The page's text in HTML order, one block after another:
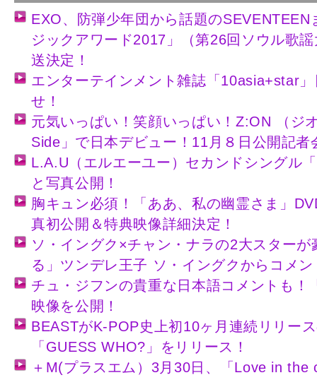
EXO、防弾少年団から話題の
ジックアワード2017」（第26回ソウル歌
送決定！
エンターテインメント雑誌「10asia+star
せ！
元気いっぱい！笑顔いっぱい！Z:ON （ジ
Side」で日本デビュー！11月８日公開記者
L.A.U（エルエーユー）セカンドシングル
と写真公開！
胸キュン必須！「ああ、私の幽霊さま」
真初公開＆特典映像詳細決定！
ソ・イングク×チャン・ナラの2大スター
る」ツンデレ王子 ソ・イングクからコメ
チュ・ジフンの貴重な日本語コメントも！
映像を公開！
BEASTがK-POP史上初10ヶ月連続リリー
「GUESS WHO?」をリリース！
＋M(プラスエム）3月30日、「Love in the